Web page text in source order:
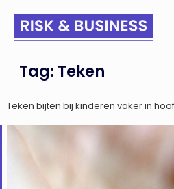
Tag: Teken
Teken bijten bij kinderen vaker in